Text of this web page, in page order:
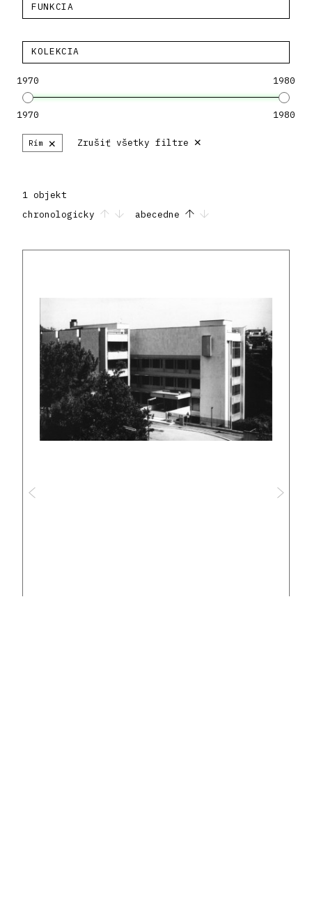
FUNKCIA
KOLEKCIA
1970 1980
1970 1980
Rím × Zrušiť všetky filtre ×
1 objekt
chronologicky
abecedne